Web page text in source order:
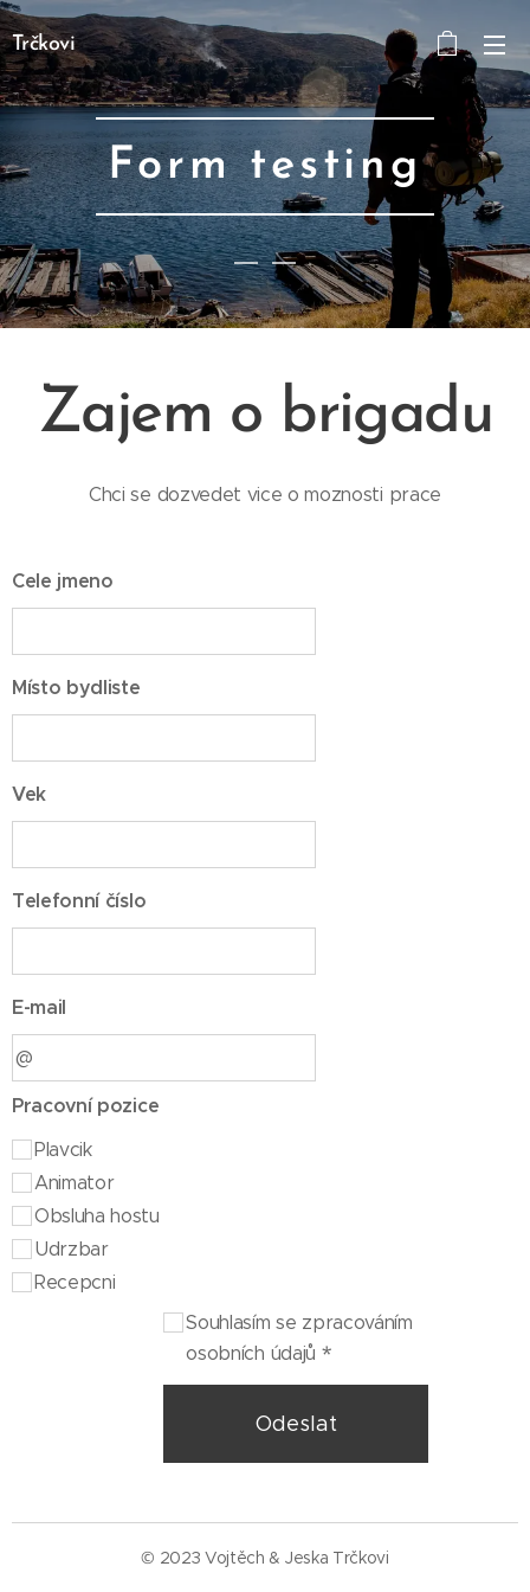
Trčkovi
Form testing
Zajem o brigadu
Chci se dozvedet vice o moznosti prace
Cele jmeno
Místo bydliste
Vek
Telefonní číslo
E-mail
Pracovní pozice
Plavcik
Animator
Obsluha hostu
Udrzbar
Recepcni
Souhlasím se zpracováním
osobních údajů
Odeslat
© 2023 Vojtěch & Jeska Trčkovi